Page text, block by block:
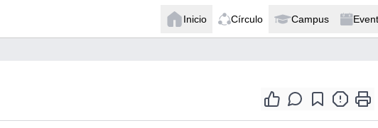
Inicio Círculo Campus